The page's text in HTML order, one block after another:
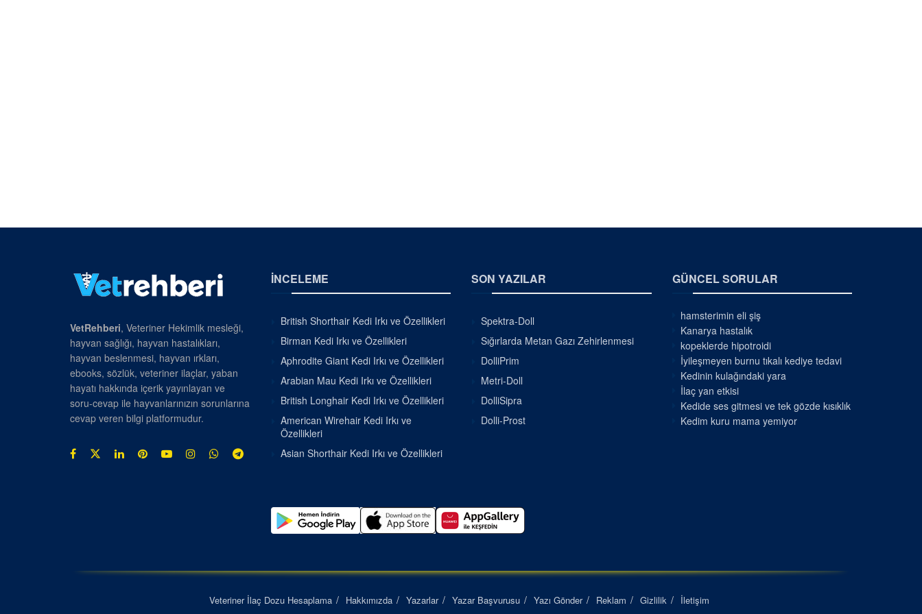
VetRehberi, Veteriner Hekimlik mesleği,
hayvan sağlığı, hayvan hastalıkları,
hayvan beslenmesi, hayvan ırkları,
ebooks, sözlük, veteriner ilaçlar, yaban
hayatı hakkında içerik yayınlayan ve
soru-cevap ile hayvanlarınızın sorunlarına
cevap veren bilgi platformudur.
İNCELEME
British Shorthair Kedi Irkı ve Özellikleri
Birman Kedi Irkı ve Özellikleri
Aphrodite Giant Kedi Irkı ve Özellikleri
Arabian Mau Kedi Irkı ve Özellikleri
British Longhair Kedi Irkı ve Özellikleri
American Wirehair Kedi Irkı ve
Özellikleri
Asian Shorthair Kedi Irkı ve Özellikleri
SON YAZILAR
Spektra-Doll
Sığırlarda Metan Gazı Zehirlenmesi
DolliPrim
Metri-Doll
DolliSipra
Dolli-Prost
GÜNCEL SORULAR
hamsterimin eli şiş
Kanarya hastalık
kopeklerde hipotroidi
İyileşmeyen burnu tıkalı kediye tedavi
Kedinin kulağındaki yara
İlaç yan etkisi
Kedide ses gitmesi ve tek gözde kısıklık
Kedim kuru mama yemiyor
Veteriner İlaç Dozu Hesaplama Hakkımızda Yazarlar Yazar Başvurusu Yazı Gönder Reklam Gizlilik İletişim